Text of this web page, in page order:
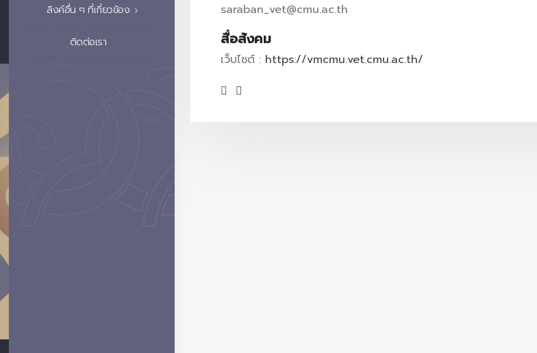
ลิงค์อื่น ๆ ที่เกี่ยวข้อง
ติดต่อเรา
saraban_vet@cmu.ac.th
สื่อสังคม
เว็บไซต์ : https://vmcmu.vet.cmu.ac.th/